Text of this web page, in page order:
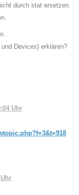
durch stat ersetzen.
Devices) erklären?
Uhr